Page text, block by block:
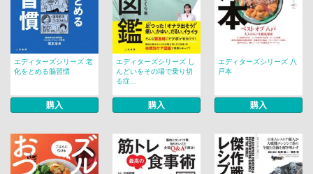
エディターズシリーズ 老
化をとめる脳習慣
購入
エディターズシリーズ し
んどいをその場で乗り切
る症...
購入
エディターズシリーズ 八
戸本
購入